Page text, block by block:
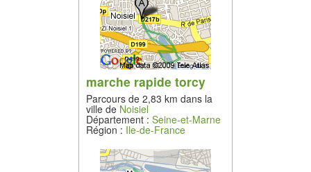
marche rapide torcy
Parcours de 2,83 km dans la
ville de Noisiel
Département : Seine-et-Marne
Région : Ile-de-France